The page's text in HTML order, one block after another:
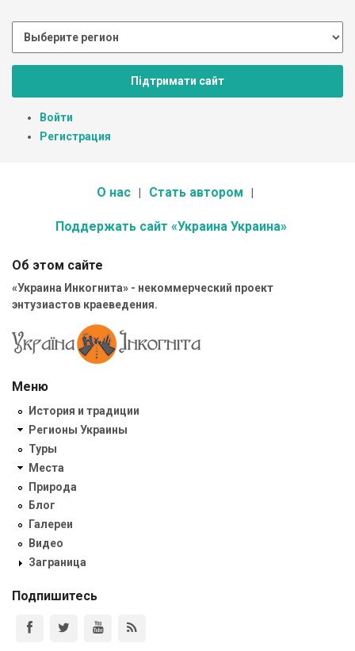
Підтримати сайт
Войти
Регистрация
О нас Стать автором
Поддержать сайт «Украина Украина»
Об этом сайте
«Украина Инкогнита» - некоммерческий проект
энтузиастов краеведения.
Меню
История и традиции
Регионы Украины
Туры
Места
Природа
Блог
Галереи
Видео
Заграница
Подпишитесь